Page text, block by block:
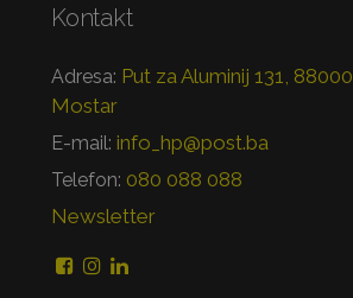
Kontakt
Adresa: Put za Aluminij 131, 88000
Mostar
E-mail: info_hp@post.ba
Telefon: 080 088 088
Newsletter